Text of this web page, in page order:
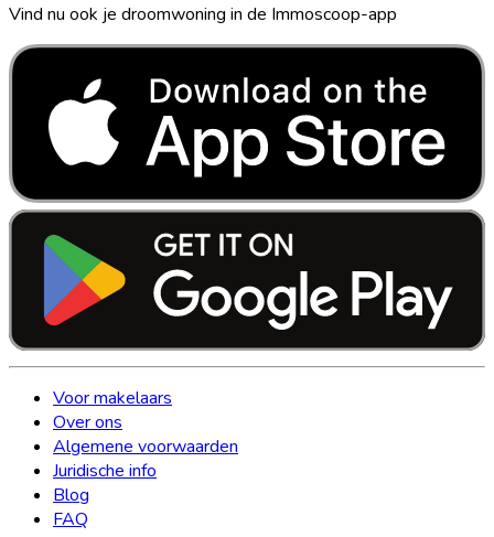
Vind nu ook je droomwoning in de Immoscoop-app
Voor makelaars
Over ons
Algemene voorwaarden
Juridische info
Blog
FAQ